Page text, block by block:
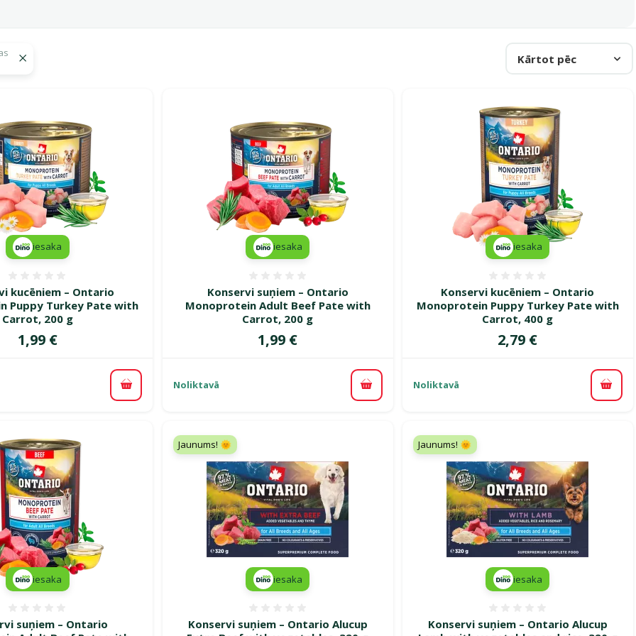
Kārtot pēc
kucēniem – Ontario
Puppy Turkey Pate with
Carrot, 200 g
Cena
1,99 €
iesaka
Pievienot grozam
Konservi suņiem – Ontario
Monoprotein Adult Beef Pate with
Carrot, 200 g
Cena
1,99 €
iesaka
Noliktavā Pievienot grozam
Konservi kucēniem – Ontario
Monoprotein Puppy Turkey Pate with
Carrot, 400 g
Cena
2,79 €
iesaka
Noliktavā
suņiem – Ontario
iesaka
Konservi suņiem – Ontario Alucup
Jaunums! 🌞
iesaka
Konservi suņiem – Ontario Alucup
Jaunums! 🌞
iesaka